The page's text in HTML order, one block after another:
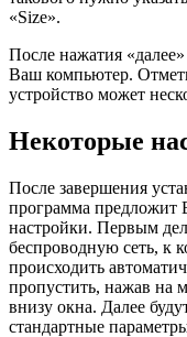
«Size».
После нажатия «далее»
Ваш компьютер.
устройство может
Некоторые
После завершения
программа предложит
настройки. Первым
беспроводную сеть, к
происходить
пропустить, нажав на
внизу окна. Далее
стандартные